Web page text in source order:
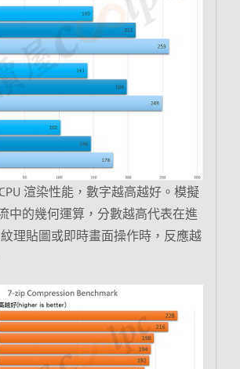
渲染性能，數字越高越好。模擬
中的幾何運算，分數越高代表在進
理貼圖或即時畫面操作時，反應越